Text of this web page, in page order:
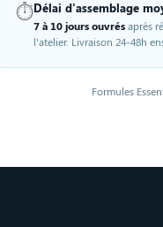
⏱️Délai d'assemblage
7 à 10 jours ouvrésaprès
l'atelier. Livraison 24-48h
Formules